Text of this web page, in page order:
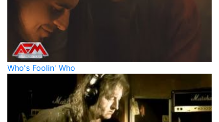
Who's Foolin' Who